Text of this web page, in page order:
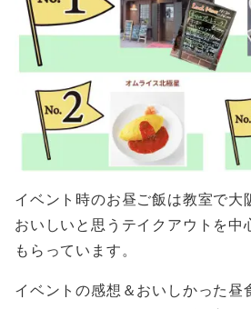
イベント時のお昼ご飯は教室で大
おいしいと思うテイクアウトを中
もらっています。
イベントの感想＆おいしかった昼